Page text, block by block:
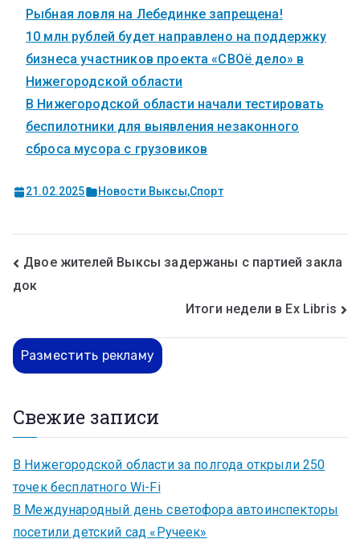
Рыбная ловля на Лебединке запрещена!
10 млн рублей будет направлено на поддержку
бизнеса участников проекта «СВОё дело» в
Нижегородской области
В Нижегородской области начали тестировать
беспилотники для выявления незаконного
сброса мусора с грузовиков
21.02.2025 Новости Выксы,Спорт
Двое жителей Выксы задержаны с партией закла
док
Итоги недели в Ex Libris
Разместить рекламу
Свежие записи
В Нижегородской области за полгода открыли 250
точек бесплатного Wi-Fi
В Международный день светофора автоинспекторы
посетили детский сад «Ручеек»